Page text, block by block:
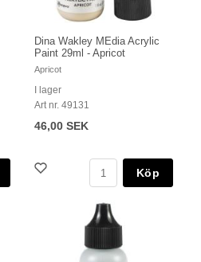
Dina Wakley MEdia Acrylic
Paint 29ml - Apricot
Apricot
I lager
Art nr. 49131
46,00 SEK
Köp